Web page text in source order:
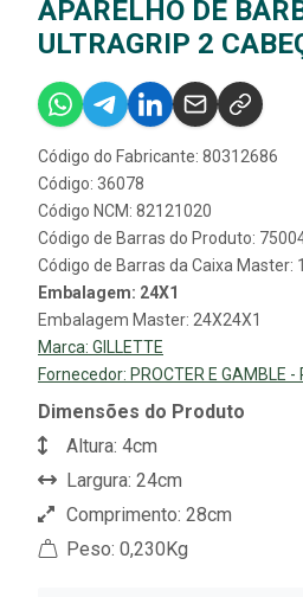
APARELHO DE
ULTRAGRIP 2
Código do Fabricante: 80312686
Código: 36078
Código NCM: 82121020
Código de Barras do Produto:
Código de Barras da Caixa Master:
Embalagem: 24X1
Embalagem Master: 24X24X1
Marca: GILLETTE
Fornecedor: PROCTER E GAMBLE -
Dimensões do Produto
Altura: 4cm
Largura: 24cm
Comprimento: 28cm
Peso: 0,230Kg